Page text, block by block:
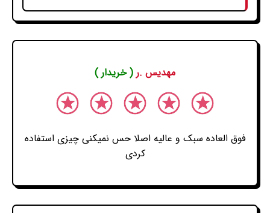
مهدیس .ر ( خریدار )
فوق العاده سبک و عالیه اصلا حس نمیکنی چیزی استفاده
کردی